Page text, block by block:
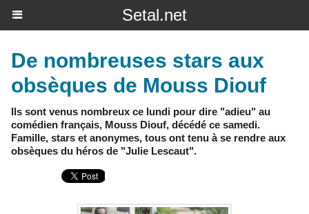
Setal.net
De nombreuses stars aux
obsèques de Mouss Diouf
Ils sont venus nombreux ce lundi pour dire "adieu" au
comédien français, Mouss Diouf, décédé ce samedi.
Famille, stars et anonymes, tous ont tenu à se rendre aux
obsèques du héros de "Julie Lescaut".